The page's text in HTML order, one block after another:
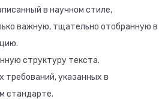
в научном стиле,
важную, тщательно отобранную в
структуру текста.
требований, указанных в
стандарте.